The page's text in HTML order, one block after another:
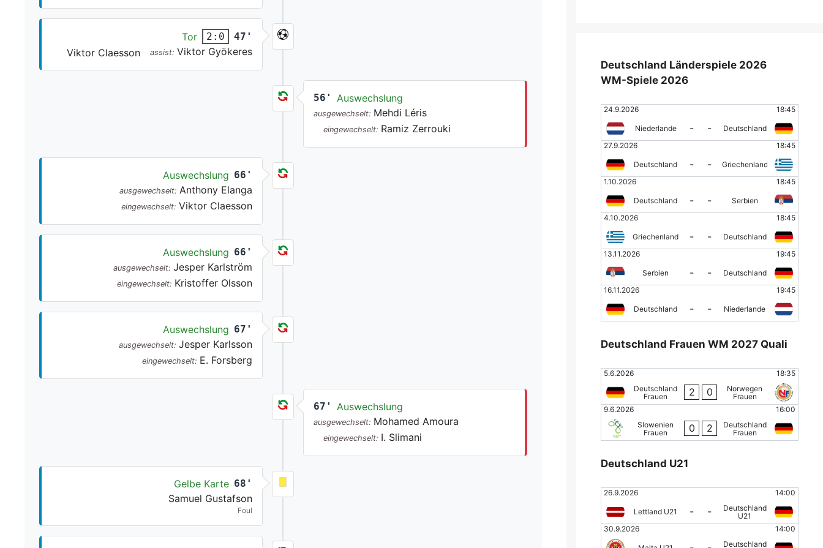
Tor 2:0 47'
Viktor Claesson assist: Viktor Gyökeres
56' Auswechslung
ausgewechselt: Mehdi Léris
eingewechselt: Ramiz Zerrouki
Auswechslung 66'
ausgewechselt: Anthony Elanga
eingewechselt: Viktor Claesson
Auswechslung 66'
ausgewechselt: Jesper Karlström
eingewechselt: Kristoffer Olsson
Auswechslung 67'
ausgewechselt: Jesper Karlsson
eingewechselt: E. Forsberg
67' Auswechslung
ausgewechselt: Mohamed Amoura
eingewechselt: I. Slimani
Gelbe Karte 68'
Samuel Gustafson
Foul
Deutschland Länderspiele 2026
WM-Spiele 2026
24.9.2026 18:45
Niederlande - -
Deutschland
27.9.2026
18:45
Deutschland - -
Griechenland
1.10.2026
18:45
Deutschland - -
Serbien
4.10.2026
18:45
Griechenland - -
Deutschland
13.11.2026
19:45
Serbien - -
Deutschland
16.11.2026
19:45
Deutschland - - Niederlande
Deutschland Frauen WM 2027 Quali
5.6.2026
18:35
Deutschland
Frauen
2 0
Norwegen
Frauen
9.6.2026
16:00
Slowenien
Frauen
0 2
Deutschland
Frauen
Deutschland U21
26.9.2026 14:00
Lettland U21 - -
Deutschland
U21
30.9.2026
14:00
Deutschland